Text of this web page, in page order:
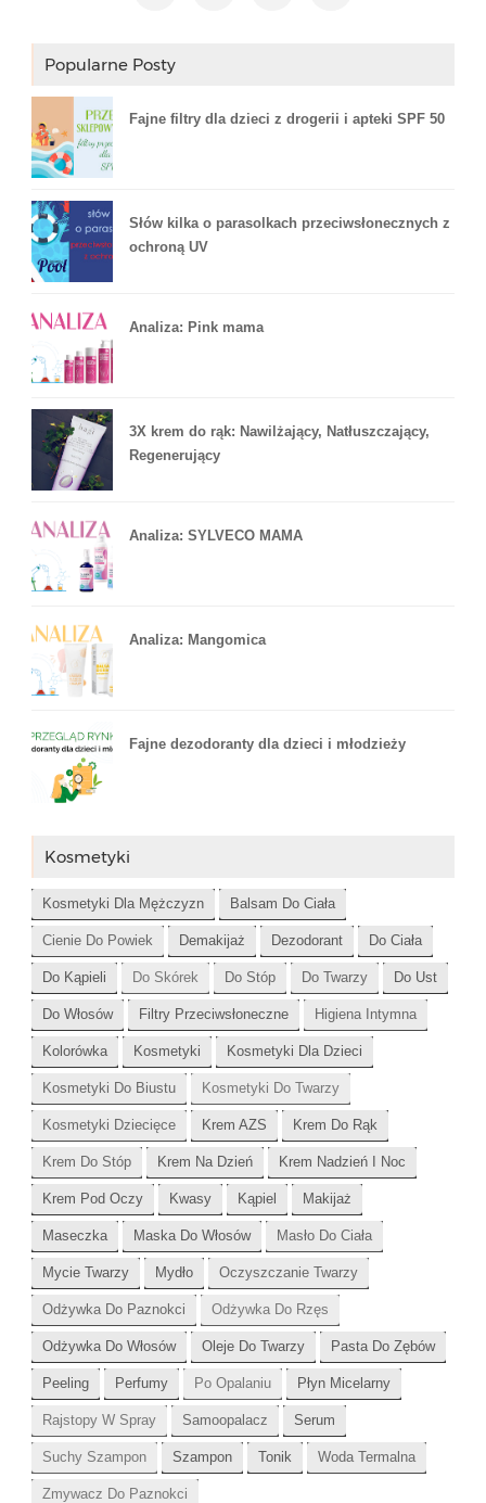
Popularne Posty
Fajne filtry dla dzieci z drogerii i apteki SPF 50
Słów kilka o parasolkach przeciwsłonecznych z
ochroną UV
Analiza: Pink mama
3X krem do rąk: Nawilżający, Natłuszczający,
Regenerujący
Analiza: SYLVECO MAMA
Analiza: Mangomica
Fajne dezodoranty dla dzieci i młodzieży
Kosmetyki
Kosmetyki Dla Mężczyzn Balsam Do Ciała
Cienie Do Powiek Demakijaż Dezodorant Do Ciała
Do Kąpieli Do Skórek Do Stóp Do Twarzy Do Ust
Do Włosów Filtry Przeciwsłoneczne Higiena Intymna
Kolorówka Kosmetyki Kosmetyki Dla Dzieci
Kosmetyki Do Biustu Kosmetyki Do Twarzy
Kosmetyki Dziecięce Krem AZS Krem Do Rąk
Krem Do Stóp Krem Na Dzień Krem Nadzień I Noc
Krem Pod Oczy Kwasy Kąpiel Makijaż
Maseczka Maska Do Włosów Masło Do Ciała
Mycie Twarzy Mydło Oczyszczanie Twarzy
Odżywka Do Paznokci Odżywka Do Rzęs
Odżywka Do Włosów Oleje Do Twarzy Pasta Do Zębów
Peeling Perfumy Po Opalaniu Płyn Micelarny
Rajstopy W Spray Samoopalacz Serum
Suchy Szampon Szampon Tonik Woda Termalna
Zmywacz Do Paznokci